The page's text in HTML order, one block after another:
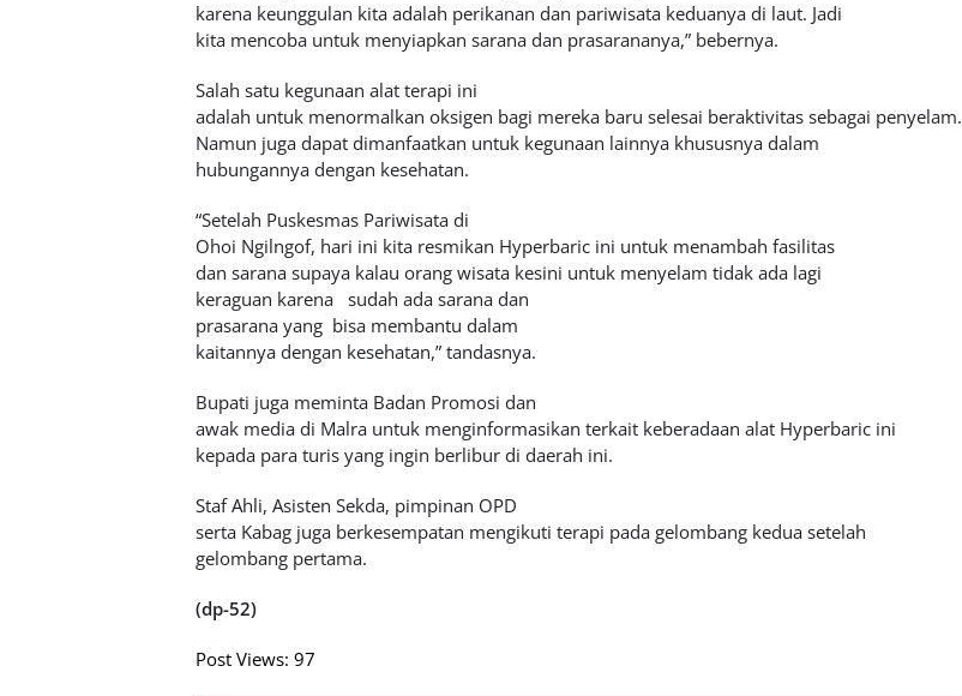
karena keunggulan kita adalah perikanan dan pariwisata keduanya di laut. Jadi
kita mencoba untuk menyiapkan sarana dan prasarananya,” bebernya.
Salah satu kegunaan alat terapi ini
adalah untuk menormalkan oksigen bagi mereka baru selesai beraktivitas sebagai penyelam.
Namun juga dapat dimanfaatkan untuk kegunaan lainnya khususnya dalam
hubungannya dengan kesehatan.
“Setelah Puskesmas Pariwisata di
Ohoi Ngilngof, hari ini kita resmikan Hyperbaric ini untuk menambah fasilitas
dan sarana supaya kalau orang wisata kesini untuk menyelam tidak ada lagi
keraguan karena sudah ada sarana dan
prasarana yang bisa membantu dalam
kaitannya dengan kesehatan,” tandasnya.
Bupati juga meminta Badan Promosi dan
awak media di Malra untuk menginformasikan terkait keberadaan alat Hyperbaric ini
kepada para turis yang ingin berlibur di daerah ini.
Staf Ahli, Asisten Sekda, pimpinan OPD
serta Kabag juga berkesempatan mengikuti terapi pada gelombang kedua setelah
gelombang pertama.
(dp-52)
Post Views: 97